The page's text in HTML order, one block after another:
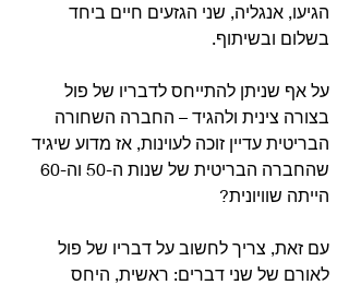
הגיעו, אנגליה, שני הגזעים חיים ביחד
בשלום ובשיתוף.
על אף שניתן להתייחס לדבריו של פול
בצורה צינית ולהגיד – החברה השחורה
הבריטית עדיין זוכה לעוינות, אז מדוע שיגיד
הייתה שוויונית?
עם זאת, צריך לחשוב על דבריו של פול
לאורם של שני דברים: ראשית, היחס